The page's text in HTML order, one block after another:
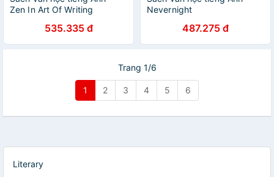
Zen In Art Of Writing
535.335 đ
Nevernight
487.275 đ
Trang 1/6
1 2 3 4 5 6
Literary